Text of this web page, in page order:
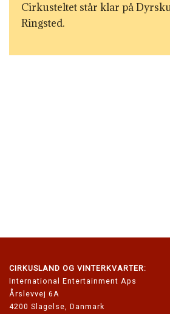
Cirkusteltet står klar på
Ringsted.
CIRKUSLAND OG VINTERKVARTER:
International Entertainment Aps
Årslevvej 6A
4200 Slagelse, Danmark